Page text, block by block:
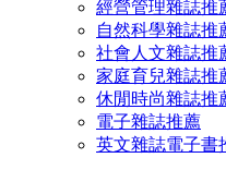
經營管理雜誌推
自然科學雜誌推
社會人文雜誌推
家庭育兒雜誌推
休閒時尚雜誌推
電子雜誌推薦
英文雜誌電子書